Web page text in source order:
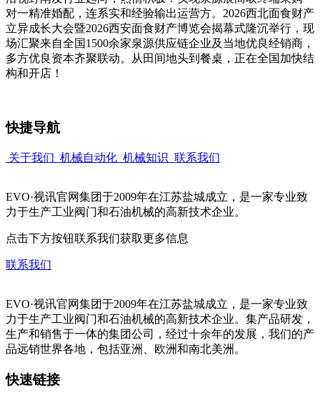
对一精准婚配，连系实和经验输出运营方。2026西北面食财产
立异成长大会暨2026西安面食财产博览会揭幕式隆沉举行，现
场汇聚来自全国1500余家泉源供应链企业及当地优良经销商，
多方优良资本齐聚联动。从田间地头到餐桌，正在全国加快结
构和开店！
快捷导航
关于我们 机械自动化 机械知识 联系我们
EVO·视讯官网集团于2009年在江苏盐城成立，是一家专业致
力于生产工业阀门和石油机械的高新技术企业。
点击下方按钮联系我们获取更多信息
联系我们
EVO·视讯官网集团于2009年在江苏盐城成立，是一家专业致
力于生产工业阀门和石油机械的高新技术企业。集产品研发，
生产和销售于一体的集团公司，经过十余年的发展，我们的产
品远销世界各地，包括亚洲、欧洲和南北美洲。
快速链接